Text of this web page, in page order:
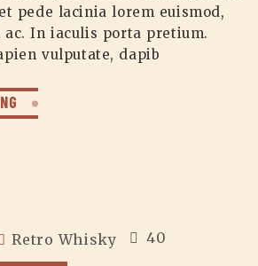
pede lacinia lorem euismod,
In iaculis porta pretium.
vulputate, dapib
Retro Whisky 40